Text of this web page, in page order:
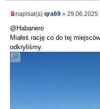
napisał(a) qra69 » 29.06.2025
@Habanero
Miałeś rację co do tej
odkryliśmy.